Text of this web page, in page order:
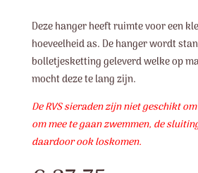
Deze hanger heeft ruimte voor een
hoeveelheid as. De hanger wordt
bolletjesketting geleverd welke op
mocht deze te lang zijn.
De RVS sieraden zijn niet geschikt
om mee te gaan zwemmen, de
daardoor ook loskomen.